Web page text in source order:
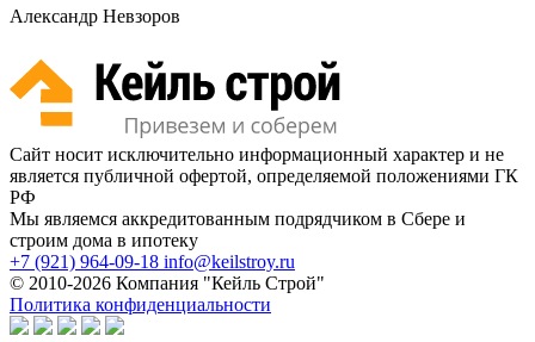
Александр Невзоров
Сайт носит исключительно информационный характер и не
является публичной офертой, определяемой положениями ГК
РФ
Мы являемся аккредитованным подрядчиком в Сбере и
строим дома в ипотеку
+7 (921) 964-09-18 info@keilstroy.ru
© 2010-2026 Компания "Кейль Строй"
Политика конфиденциальности